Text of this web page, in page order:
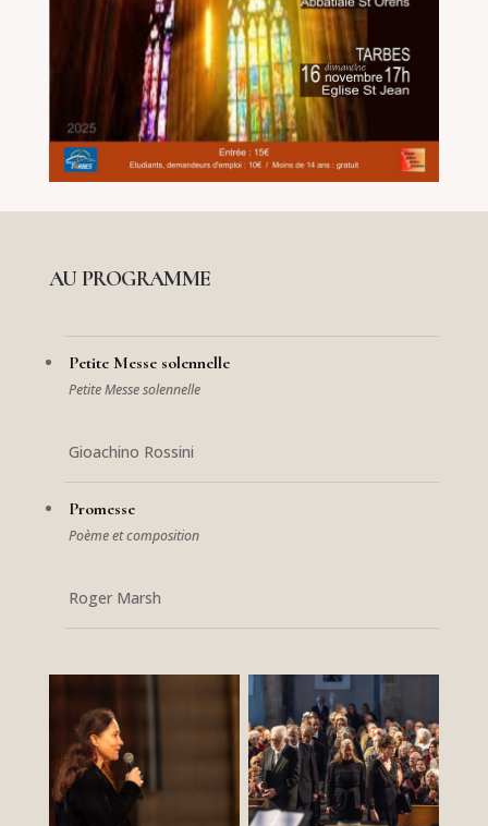
AU PROGRAMME
Petite Messe solennelle
Petite Messe solennelle
Gioachino Rossini
Promesse
Poème et composition
Roger Marsh